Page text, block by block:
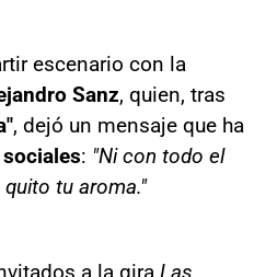
escenario con la
Sanz, quien, tras
, dejó un mensaje que ha
: "Ni con todo el
tu aroma."
a la gira Las